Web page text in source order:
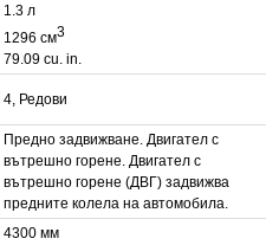
1.3 л
1296 см3
79.09 cu. in.
4, Редови
Предно задвижване. Двигател с
вътрешно горене. Двигател с
вътрешно горене (ДВГ) задвижва
предните колела на автомобила.
4300 мм